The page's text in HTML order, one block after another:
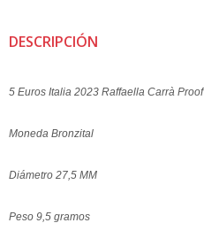
DESCRIPCIÓN
5 Euros Italia 2023 Raffaella Carrà Proof
Moneda Bronzital
Diámetro 27,5 MM
Peso 9,5 gramos